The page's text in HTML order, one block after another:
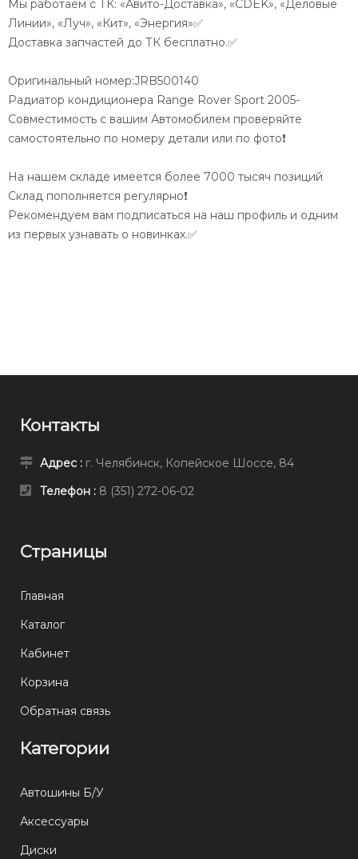
Мы работаем с ТК: «Авито-Доставка», «CDEK», «Деловые
Линии», «Луч», «Кит», «Энергия»✅
Доставка запчастей до ТК бесплатно.✅
Оригинальный номер:JRB500140
Радиатор кондиционера Range Rover Sport 2005-
Совместимость с вашим Автомобилем проверяйте
самостоятельно по номеру детали или по фото❗️
На нашем складе имеется более 7000 тысяч позиций
Склад пополняется регулярно❗️
Рекомендуем вам подписаться на наш профиль и одним
из первых узнавать о новинках.✅
Контакты
Адрес : г. Челябинск, Копейское Шоссе, 84
Телефон : 8 (351) 272-06-02
Страницы
Главная
Каталог
Кабинет
Корзина
Обратная связь
Категории
Автошины Б/У
Аксессуары
Диски